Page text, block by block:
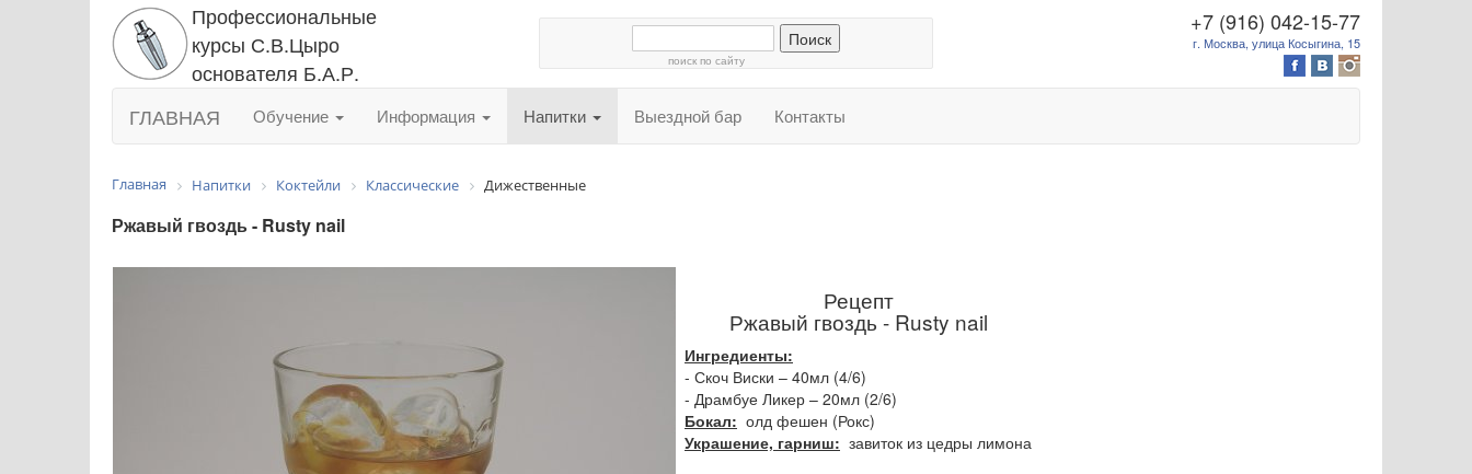
Профессиональные
курсы С.В.Цыро
основателя Б.А.Р.
поиск по сайту
+7 (916) 042-15-77
г. Москва, улица Косыгина, 15
ГЛАВНАЯ Обучение Информация Напитки Выездной бар Контакты
Главная Напитки Коктейли Классические Дижественные
Ржавый гвоздь - Rusty nail
Рецепт
Ржавый гвоздь - Rusty nail
Ингредиенты:
- Скоч Виски – 40мл (4/6)
- Драмбуе Ликер – 20мл (2/6)
Бокал: олд фешен (Рокс)
Украшение, гарниш: завиток из цедры лимона